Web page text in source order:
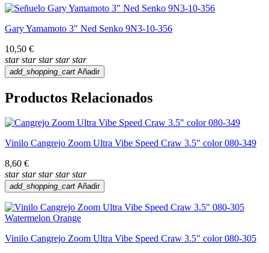
Gary Yamamoto 3" Ned Senko 9N3-10-356
10,50 €
star star star star star
add_shopping_cart Añadir
Productos Relacionados
Vinilo Cangrejo Zoom Ultra Vibe Speed Craw 3.5" color 080-349
8,60 €
star star star star star
add_shopping_cart Añadir
Vinilo Cangrejo Zoom Ultra Vibe Speed Craw 3.5" color 080-305